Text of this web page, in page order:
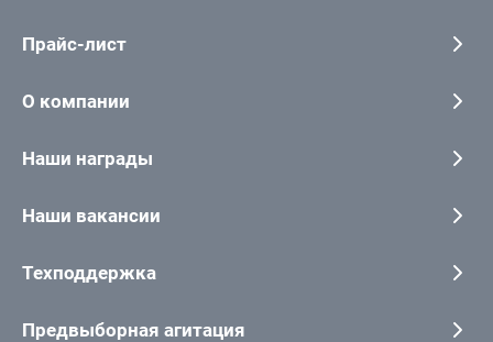
Прайс-лист
О компании
Наши награды
Наши вакансии
Техподдержка
Предвыборная агитация